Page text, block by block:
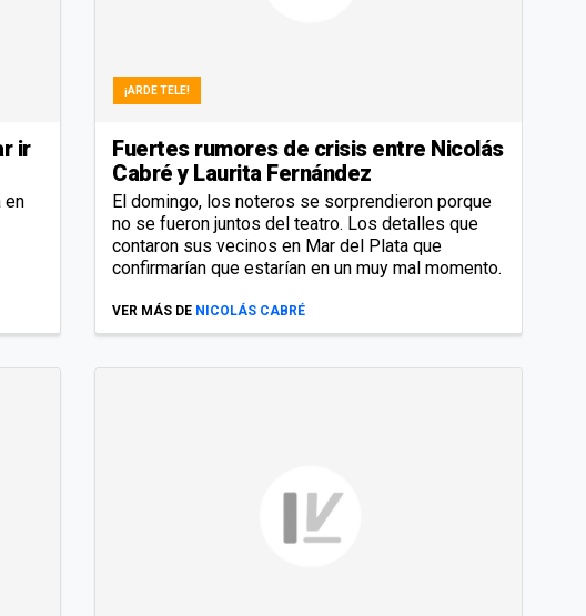
ir
en
¡ARDE TELE!
Fuertes rumores de crisis entre Nicolás
Cabré y Laurita Fernández
El domingo, los noteros se sorprendieron porque
no se fueron juntos del teatro. Los detalles que
contaron sus vecinos en Mar del Plata que
confirmarían que estarían en un muy mal momento.
VER MÁS DE NICOLÁS CABRÉ